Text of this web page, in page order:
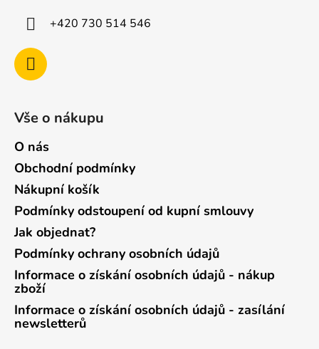
+420 730 514 546
Vše o nákupu
O nás
Obchodní podmínky
Nákupní košík
Podmínky odstoupení od kupní smlouvy
Jak objednat?
Podmínky ochrany osobních údajů
Informace o získání osobních údajů - nákup
zboží
Informace o získání osobních údajů - zasílání
newsletterů